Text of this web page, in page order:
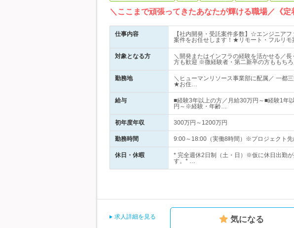
＼ここまで頑張ってきたあなたが輝ける職場／《
仕事内容
【社内開発・受託案件多数】☆エンジニア
案件をお任せします！★リモート・フルリモ
対象となる方
＼開発またはインフラの経験を活かせる／
方も歓迎 ※微経験者・第二新卒の方ももち
勤務地
＼ヒューマンリソース事業部に配属／ 一都
★お住…
給与
■経験3年以上の方／月給30万円～■経験1年
円～※経験・年齢…
初年度年収 300万円～1200万円
勤務時間 9:00～18:00（実働8時間）※プロジェクト
休日・休暇
* 完全週休2日制（土・日）※仮に休日出勤
す。* …
求人詳細を見る 気になる